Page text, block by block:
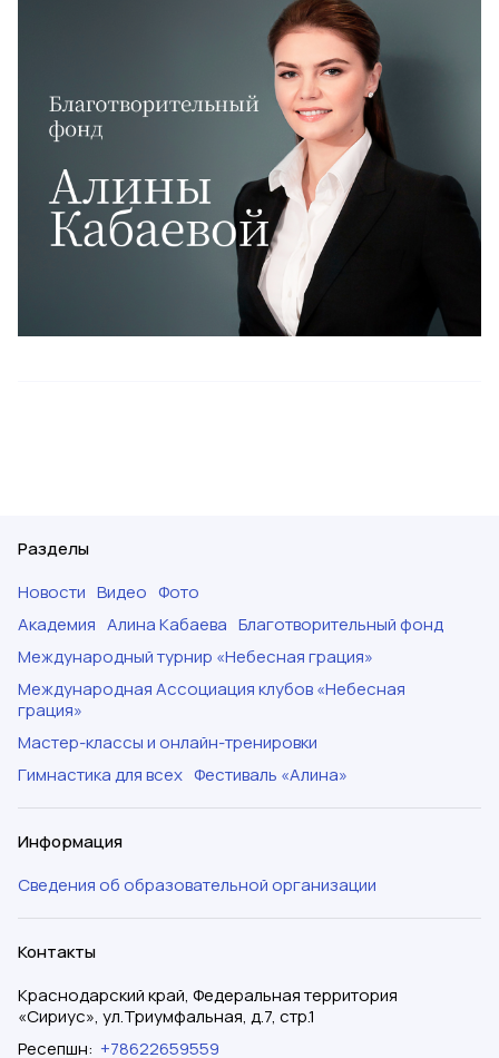
Разделы
Новости Видео Фото
Академия Алина Кабаева Благотворительный фонд
Международный турнир «Небесная грация»
Международная Ассоциация клубов «Небесная
грация»
Мастер-классы и онлайн-тренировки
Гимнастика для всех Фестиваль «Алина»
Информация
Сведения об образовательной организации
Контакты
Краснодарский край, Федеральная территория
«Сириус», ул.Триумфальная, д.7, стр.1
Ресепшн: +78622659559